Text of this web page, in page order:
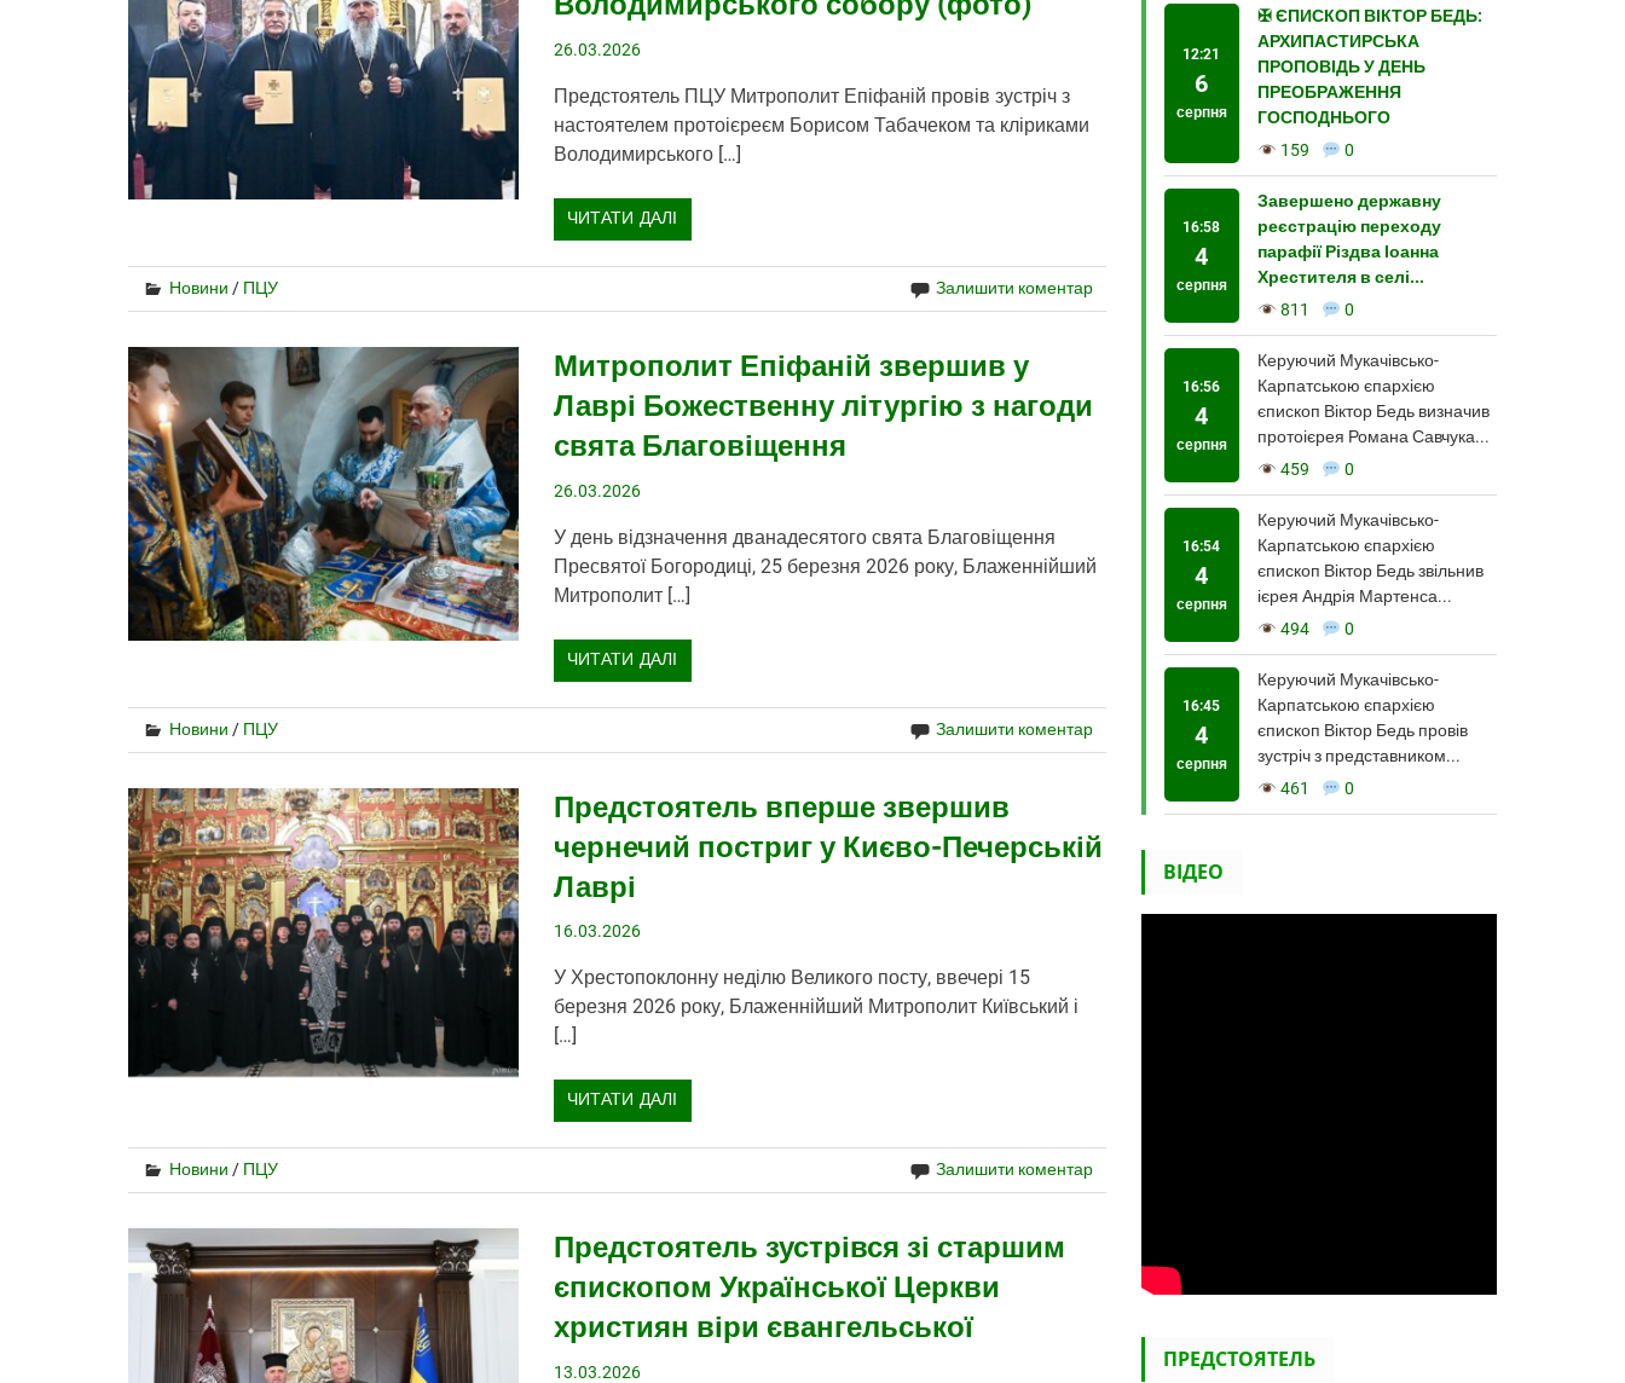
26.03.2026
Предстоятель ПЦУ Митрополит Епіфаній провів зустріч з
настоятелем протоієреєм Борисом Табачеком та кліриками
Володимирського […]
ЧИТАТИ ДАЛІ
Новини / ПЦУ Залишити коментар
Митрополит Епіфаній звершив у
Лаврі Божественну літургію з нагоди
свята Благовіщення
26.03.2026
У день відзначення дванадесятого свята Благовіщення
Пресвятої Богородиці, 25 березня 2026 року, Блаженнійший
Митрополит […]
ЧИТАТИ ДАЛІ
Новини / ПЦУ Залишити коментар
Предстоятель вперше звершив
чернечий постриг у Києво-Печерській
Лаврі
16.03.2026
У Хрестопоклонну неділю Великого посту, ввечері 15
березня 2026 року, Блаженнійший Митрополит Київський і
[…]
ЧИТАТИ ДАЛІ
Новини / ПЦУ Залишити коментар
Предстоятель зустрівся зі старшим
єпископом Української Церкви
християн віри євангельської
13.03.2026
12:21
6
серпня
✠ ЄПИСКОП ВІКТОР БЕДЬ:
АРХИПАСТИРСЬКА
ПРОПОВІДЬ У ДЕНЬ
ПРЕОБРАЖЕННЯ
ГОСПОДНЬОГО
159
0
16:58
4
серпня
Завершено державну
реєстрацію переходу
парафії Різдва Іоанна
Хрестителя в селі...
811
0
16:56
4
серпня
Керуючий Мукачівсько-
Карпатською єпархією
єпископ Віктор Бедь визначив
протоієрея Романа Савчука...
459
0
16:54
4
серпня
Керуючий Мукачівсько-
Карпатською єпархією
єпископ Віктор Бедь звільнив
ієрея Андрія Мартенса...
494
0
16:45
4
серпня
Керуючий Мукачівсько-
Карпатською єпархією
єпископ Віктор Бедь провів
зустріч з представником...
461
0
ВІДЕО
ПРЕДСТОЯТЕЛЬ